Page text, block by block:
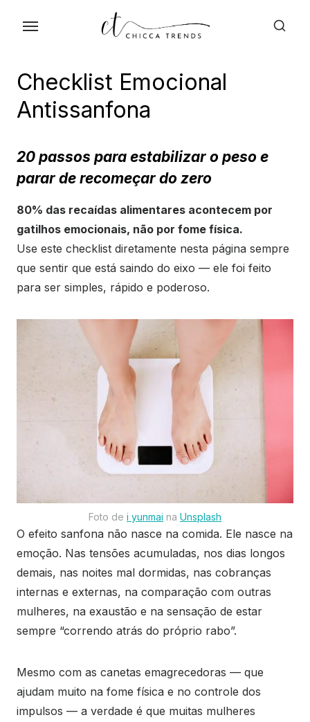
Checklist Emocional
Antissanfona
20 passos para estabilizar o peso e
parar de recomeçar do zero
80% das recaídas alimentares acontecem por
gatilhos emocionais, não por fome física.
Use este checklist diretamente nesta página sempre
que sentir que está saindo do eixo — ele foi feito
para ser simples, rápido e poderoso.
Foto de i yunmai na Unsplash
O efeito sanfona não nasce na comida. Ele nasce na
emoção. Nas tensões acumuladas, nos dias longos
demais, nas noites mal dormidas, nas cobranças
internas e externas, na comparação com outras
mulheres, na exaustão e na sensação de estar
sempre “correndo atrás do próprio rabo”.
Mesmo com as canetas emagrecedoras — que
ajudam muito na fome física e no controle dos
impulsos — a verdade é que muitas mulheres